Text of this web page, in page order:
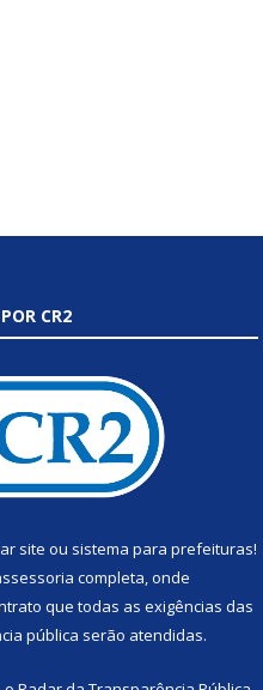
CR2
site ou sistema para prefeituras!
completa, onde
que todas as exigências das
pública serão atendidas.